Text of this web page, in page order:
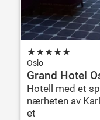
★★★★★
Oslo
Grand Hotel
Hotell med et
nærheten av
et